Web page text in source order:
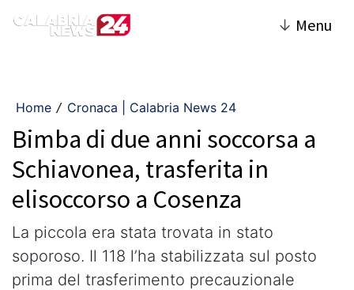
↓ Menu
Home / Cronaca | Calabria News 24
Bimba di due anni soccorsa a
Schiavonea, trasferita in
elisoccorso a Cosenza
La piccola era stata trovata in stato
soporoso. Il 118 l’ha stabilizzata sul posto
prima del trasferimento precauzionale